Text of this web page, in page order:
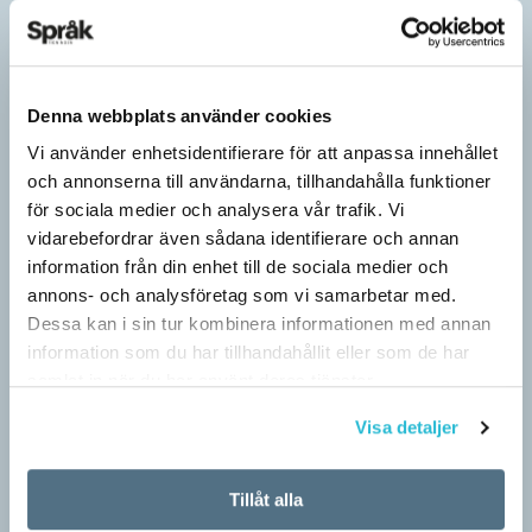
Denna webbplats använder cookies
Vi använder enhetsidentifierare för att anpassa innehållet
och annonserna till användarna, tillhandahålla funktioner
för sociala medier och analysera vår trafik. Vi
vidarebefordrar även sådana identifierare och annan
information från din enhet till de sociala medier och
annons- och analysföretag som vi samarbetar med.
Dessa kan i sin tur kombinera informationen med annan
information som du har tillhandahållit eller som de har
Visa detaljer
Tillåt alla